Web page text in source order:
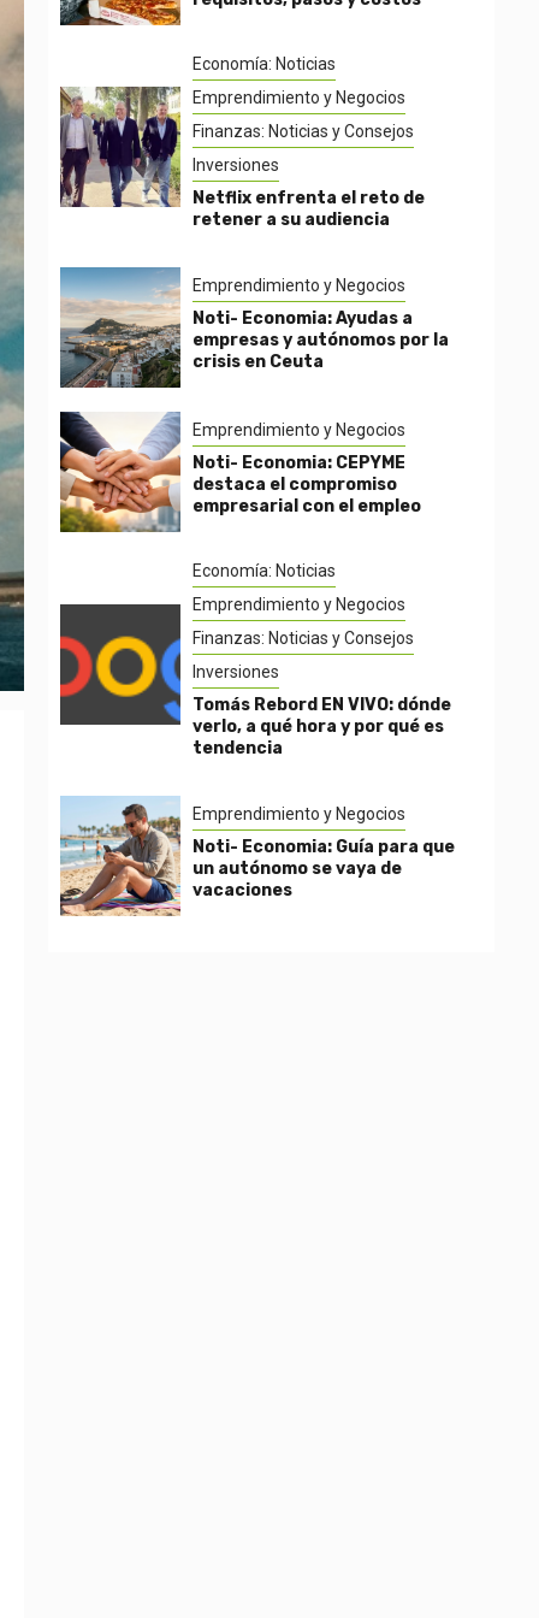
Economía: Noticias
Emprendimiento y Negocios
Finanzas: Noticias y Consejos
Inversiones
Netflix enfrenta el reto de
retener a su audiencia
Emprendimiento y Negocios
Noti- Economia: Ayudas a
empresas y autónomos por la
crisis en Ceuta
Emprendimiento y Negocios
Noti- Economia: CEPYME
destaca el compromiso
empresarial con el empleo
Economía: Noticias
Emprendimiento y Negocios
Finanzas: Noticias y Consejos
Inversiones
Tomás Rebord EN VIVO: dónde
verlo, a qué hora y por qué es
tendencia
Emprendimiento y Negocios
Noti- Economia: Guía para que
un autónomo se vaya de
vacaciones